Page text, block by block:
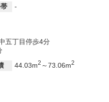
-
五丁目停歩4分
44.03m2 ～73.06m2